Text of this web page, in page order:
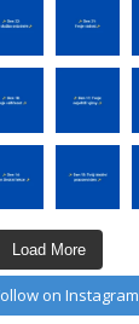
Load More
on Instagram